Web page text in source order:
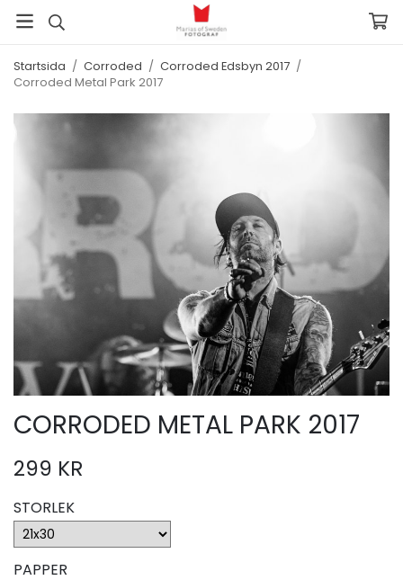
Startsida / Corroded / Corroded Edsbyn 2017 /
Corroded Metal Park 2017
CORRODED METAL PARK 2017
299 KR
STORLEK
PAPPER